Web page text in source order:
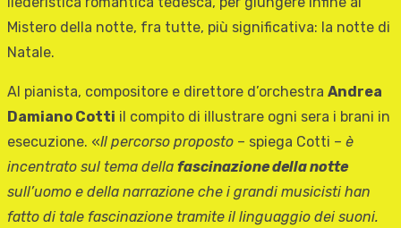
Mistero della notte, fra tutte, più significativa: la notte di
Natale.
Al pianista, compositore e direttore d’orchestra Andrea
Damiano Cotti il compito di illustrare ogni sera i brani in
esecuzione. «Il percorso proposto – spiega Cotti – è
incentrato sul tema della fascinazione della notte
sull’uomo e della narrazione che i grandi musicisti han
fatto di tale fascinazione tramite il linguaggio dei suoni.